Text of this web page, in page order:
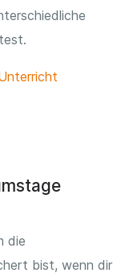
die
bist, wenn dir